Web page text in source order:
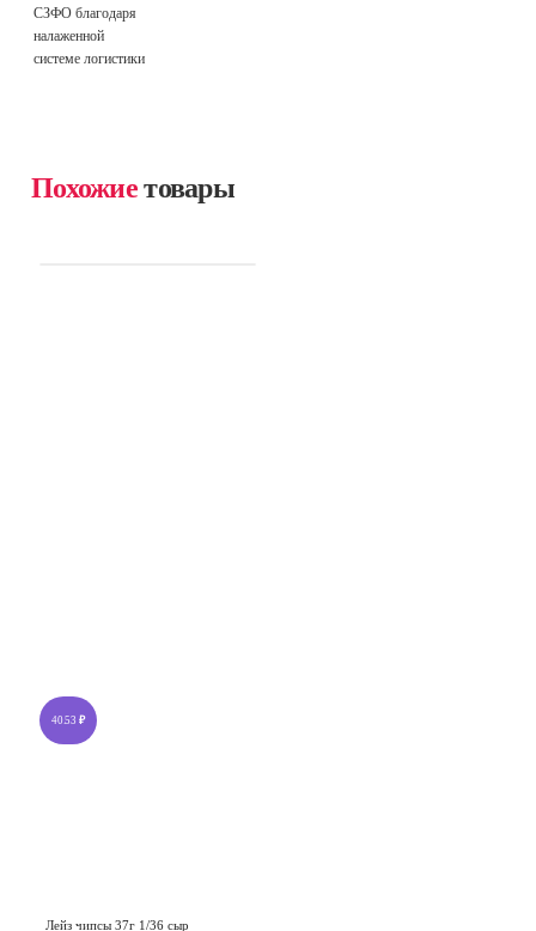
СЗФО благодаря
налаженной
системе логистики
Похожиетовары
40.53 ₽
Лейз чипсы 37г 1/36 сыр